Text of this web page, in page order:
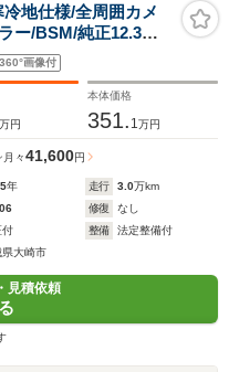
地仕様/全周囲カメ
ー/BSM/純正12.3型
ETC2.0/パワーバッ
/パワーシート/純正
360°画像付
万円
本体価格
351. 1万円
月々41,600円
年 走行 3.0万km
修復
なし
付 整備
法定整備付
県大崎市
見積依頼